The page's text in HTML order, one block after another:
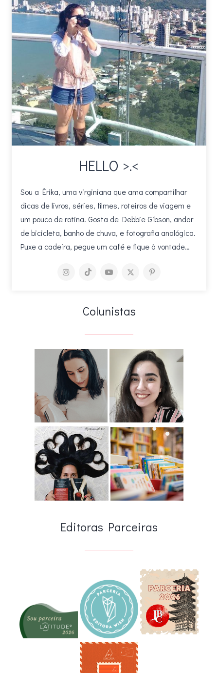
HELLO >.<
Sou a Érika, uma virginiana que ama compartilhar
dicas de livros, séries, filmes, roteiros de viagem e
um pouco de rotina. Gosta de Debbie Gibson, andar
de bicicleta, banho de chuva, e fotografia analógica.
Puxe a cadeira, pegue um café e fique à vontade…
Colunistas
Editoras Parceiras